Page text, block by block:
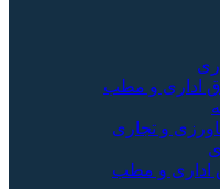
اداری و مطب
و تجاری
اداری و مطب